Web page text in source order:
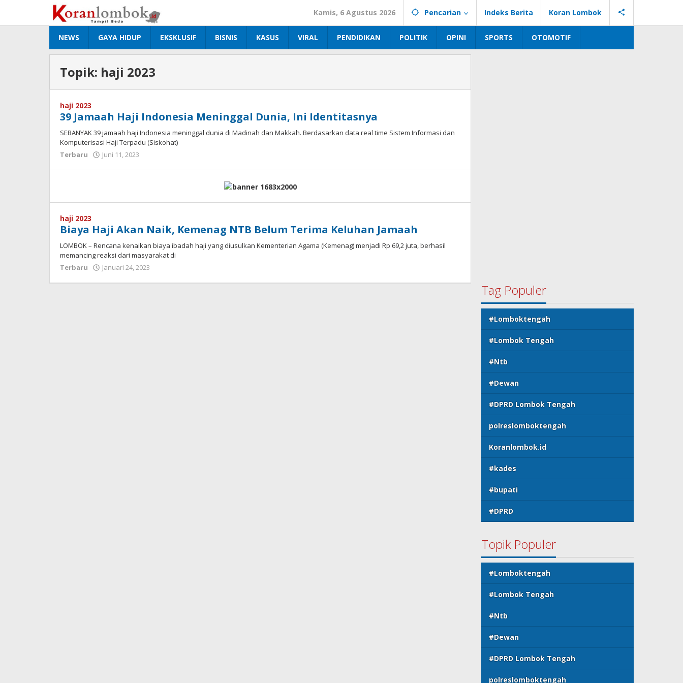
konten
Kamis, 6 Agustus 2026 Pencarian Indeks Berita Koran Lombok
NEWS GAYA HIDUP EKSKLUSIF BISNIS KASUS VIRAL PENDIDIKAN POLITIK OPINI SPORTS OTOMOTIF
Topik: haji 2023
haji 2023
39 Jamaah Haji Indonesia Meninggal Dunia, Ini Identitasnya
SEBANYAK 39 jamaah haji Indonesia meninggal dunia di Madinah dan Makkah. Berdasarkan data real time Sistem Informasi dan
Komputerisasi Haji Terpadu (Siskohat)
Terbaru
Juni 11, 2023
haji 2023
Biaya Haji Akan Naik, Kemenag NTB Belum Terima Keluhan Jamaah
LOMBOK – Rencana kenaikan biaya ibadah haji yang diusulkan Kementerian Agama (Kemenag) menjadi Rp 69,2 juta, berhasil
memancing reaksi dari masyarakat di
Terbaru
Januari 24, 2023
Tag Populer
#Lomboktengah
#Lombok Tengah
#Ntb
#Dewan
#DPRD Lombok Tengah
polreslomboktengah
Koranlombok.id
#kades
#bupati
#DPRD
Topik Populer
#Lomboktengah
#Lombok Tengah
#Ntb
#Dewan
#DPRD Lombok Tengah
polreslomboktengah